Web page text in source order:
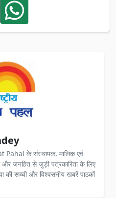
Pahal के संस्थापक, मालिक एवं
जनहित से जुड़ी पत्रकारिता के लिए
की सच्ची और विश्वसनीय खबरें पाठकों